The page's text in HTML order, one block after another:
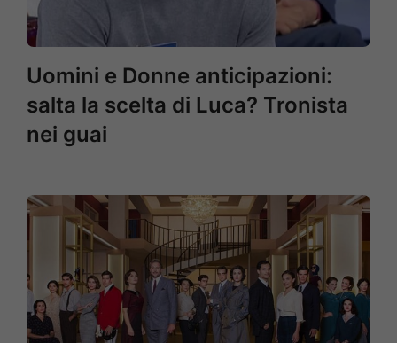
Uomini e Donne anticipazioni:
salta la scelta di Luca? Tronista
nei guai